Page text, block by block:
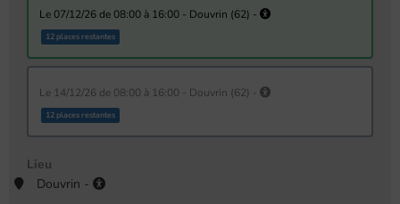
le 07/12/26 de 08:00 à 16:00 - Douvrin (62) -
12 places restantes
le 14/12/26 de 08:00 à 16:00 - Douvrin (62) -
12 places restantes
Lieu
Douvrin -